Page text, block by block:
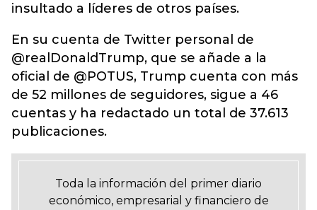
insultado a líderes de otros países.
En su cuenta de Twitter personal de
@realDonaldTrump, que se añade a la
oficial de @POTUS, Trump cuenta con más
de 52 millones de seguidores, sigue a 46
cuentas y ha redactado un total de 37.613
publicaciones.
Toda la información del primer diario
económico, empresarial y financiero de